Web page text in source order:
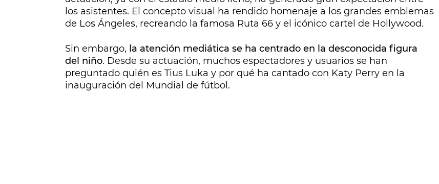
los asistentes. El concepto visual ha rendido homenaje a los grandes emblemas
de Los Ángeles, recreando la famosa Ruta 66 y el icónico cartel de Hollywood.
Sin embargo, la atención mediática se ha centrado en la desconocida figura
del niño. Desde su actuación, muchos espectadores y usuarios se han
preguntado quién es Tius Luka y por qué ha cantado con Katy Perry en la
inauguración del Mundial de fútbol.